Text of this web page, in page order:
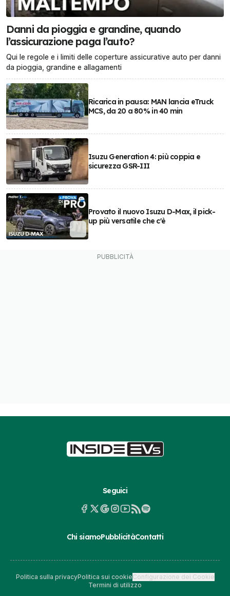
Danni da pioggia e grandine, quando
l’assicurazione paga l’auto?
Qui le regole e i limiti delle coperture assicurative auto per danni
da pioggia, grandine e allagamenti
Ricarica in pausa: MAN lancia eTruck
MCS, da 20 a 80% in 40 min
Isuzu Generation 4: più coppia e
sicurezza GSR-III
Provato il nuovo Isuzu D-Max, il pick-
up più versatile che c'è
Seguici
Chi siamoPubblicitàContatti
Politica sulla privacyPolitica sui cookieConfigurazione dei Cookie
Termini di utilizzo